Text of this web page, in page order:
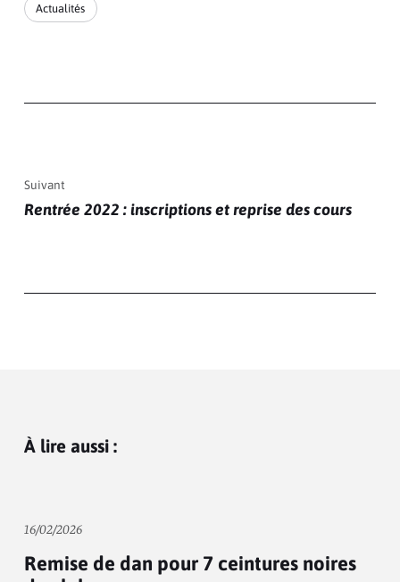
Actualités
Suivant
Rentrée 2022 : inscriptions et reprise des cours
À lire aussi :
16/02/2026
Remise de dan pour 7 ceintures noires